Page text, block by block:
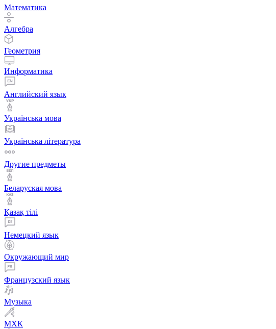
Математика
Алгебра
Геометрия
Информатика
Английский язык
Українська мова
Українська література
Другие предметы
Беларуская мова
Қазақ тiлi
Немецкий язык
Окружающий мир
Французский язык
Музыка
МХК